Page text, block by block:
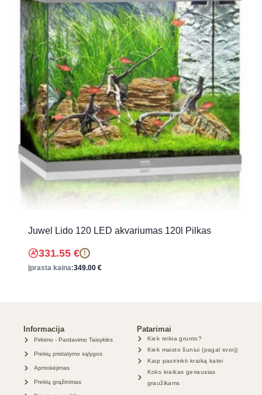
Juwel Lido 120 LED akvariumas 120l Pilkas
331.55 € !
Įprasta kaina:349.00 €
Informacija
Pirkimo - Pardavimo Taisyklės
Prekių pristatymo sąlygos
Apmokėjimas
Prekių grąžinimas
Patarimai
Kiek reikia grunto?
Kiek maisto šuniui (pagal svorį)
Kaip pasirinkti kraiką katei
Koks kraikas geriausias
graužikams